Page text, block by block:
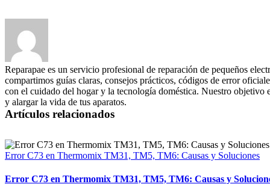
Reparapae es un servicio profesional de reparación de pequeños
compartimos guías claras, consejos prácticos, códigos de error
con el cuidado del hogar y la tecnología doméstica. Nuestro objetivo
y alargar la vida de tus aparatos.
Artículos relacionados
Error C73 en Thermomix TM31, TM5, TM6: Causas y Soluciones
Error C73 en Thermomix TM31, TM5, TM6: Causas y